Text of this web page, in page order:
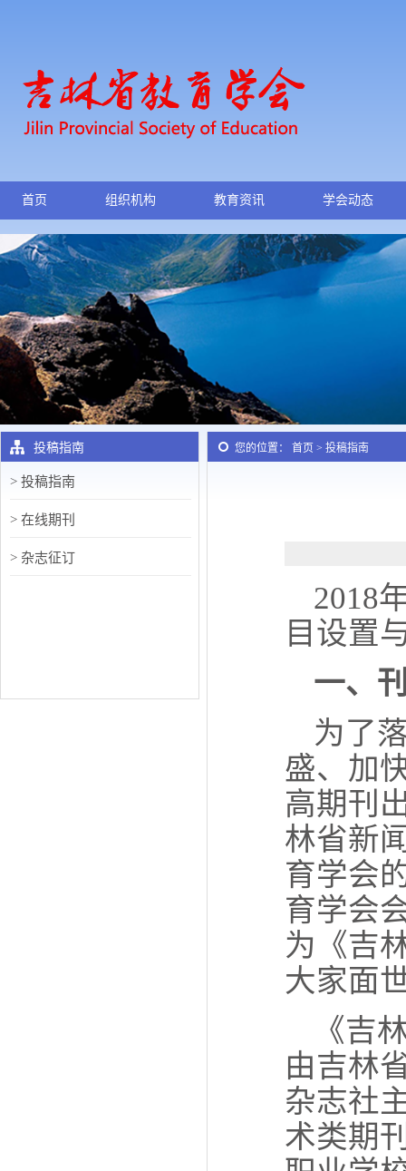
首页 组织机构 教育资讯 学会动态
投稿指南
> 投稿指南
> 在线期刊
> 杂志征订
您的位置： 首页 > 投稿指南
2018
目设置
一、
为了
盛、加
高期刊
林省新
育学会
育学会
为《吉
大家面
《吉
由吉林
杂志社
术类期